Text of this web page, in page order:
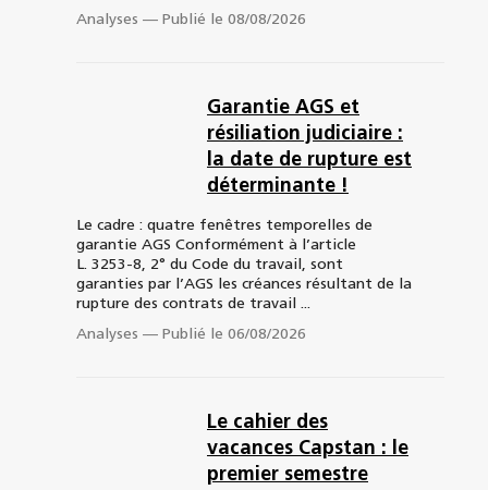
Analyses — Publié le 08/08/2026
Garantie AGS et
résiliation judiciaire :
la date de rupture est
déterminante !
Le cadre : quatre fenêtres temporelles de
garantie AGS Conformément à l’article
L. 3253-8, 2° du Code du travail, sont
garanties par l’AGS les créances résultant de la
rupture des contrats de travail ...
Analyses — Publié le 06/08/2026
Le cahier des
vacances Capstan : le
premier semestre